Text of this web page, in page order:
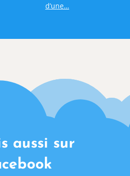
d’une…
aussi sur